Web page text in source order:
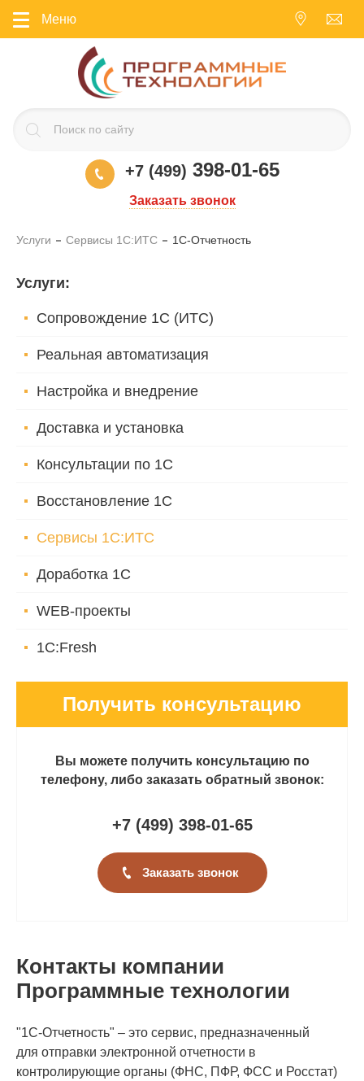
Меню
+7 (499) 398-01-65
Заказать звонок
Услуги Сервисы 1С:ИТС 1C-Отчетность
Услуги:
Сопровождение 1С (ИТС)
Реальная автоматизация
Настройка и внедрение
Доставка и установка
Консультации по 1С
Восстановление 1С
Сервисы 1С:ИТС
Доработка 1С
WEB-проекты
1C:Fresh
Получить консультацию
Вы можете получить консультацию по
телефону, либо заказать обратный звонок:
+7 (499) 398-01-65
Заказать звонок
Контакты компании
Программные технологии
"1С-Отчетность" – это сервис, предназначенный
для отправки электронной отчетности в
контролирующие органы (ФНС, ПФР, ФСС и Росстат)